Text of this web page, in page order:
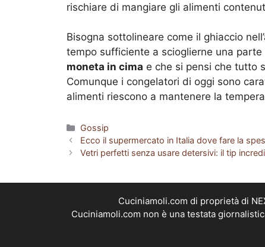
rischiare di mangiare gli alimenti
Bisogna sottolineare come il ghiaccio
tempo sufficiente a scioglierne una
moneta in cima e che si pensi che tutto
Comunque i congelatori di oggi sono
alimenti riescono a mantenere la
Categorie
Gossip
Ecco il supermercato in Italia dove fare la
Vetri perfetti senza usare detersivi: il tip
Cuciniamoli.com di proprietà di
Cuciniamoli.com non è una testata